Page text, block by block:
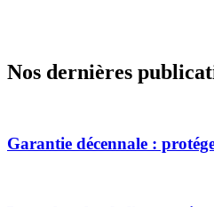
Nos dernières
Garantie décennale :